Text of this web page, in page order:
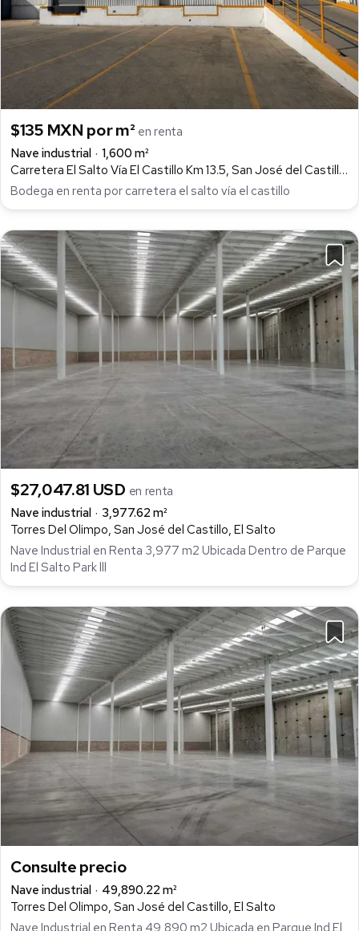
$135 MXN por m² en renta
Nave industrial
1,600 m²
Carretera El Salto Vía El Castillo Km 13.5, San José del Castillo, El Salto
Bodega en renta por carretera el salto vía el castillo
$27,047.81 USD en renta
Nave industrial
3,977.62 m²
Torres Del Olimpo, San José del Castillo, El Salto
Nave Industrial en Renta 3,977 m2 Ubicada Dentro de Parque
Ind El Salto Park lll
Consulte precio
Nave industrial
49,890.22 m²
Torres Del Olimpo, San José del Castillo, El Salto
Nave Industrial en Renta 49,890 m2 Ubicada en Parque Ind El